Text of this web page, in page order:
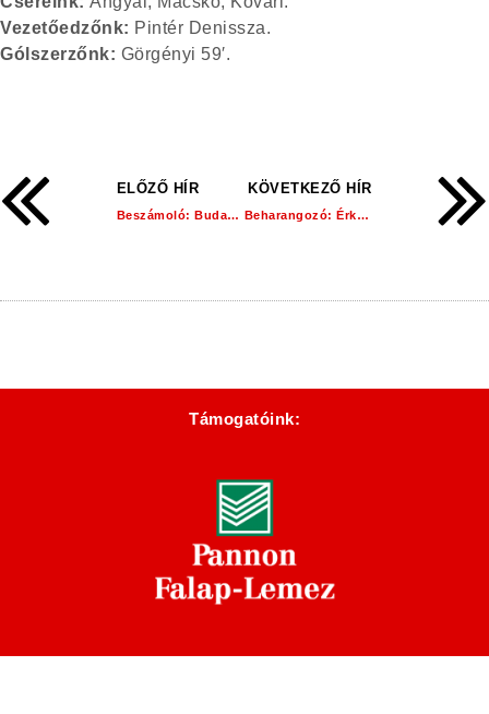
Vezetőedzőnk: Pintér Denissza.
Gólszerzőnk: Görgényi 59′.
ELŐZŐ HÍR
Beszámoló: Budaörs 1 – 0 Dorogi FC
KÖVETKEZŐ HÍR
Beharangozó: Érkezik a listavezető!
Támogatóink: